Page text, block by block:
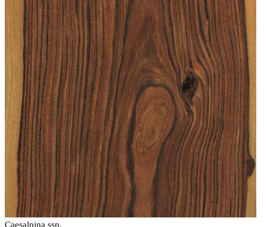
Caesalpina ssp.